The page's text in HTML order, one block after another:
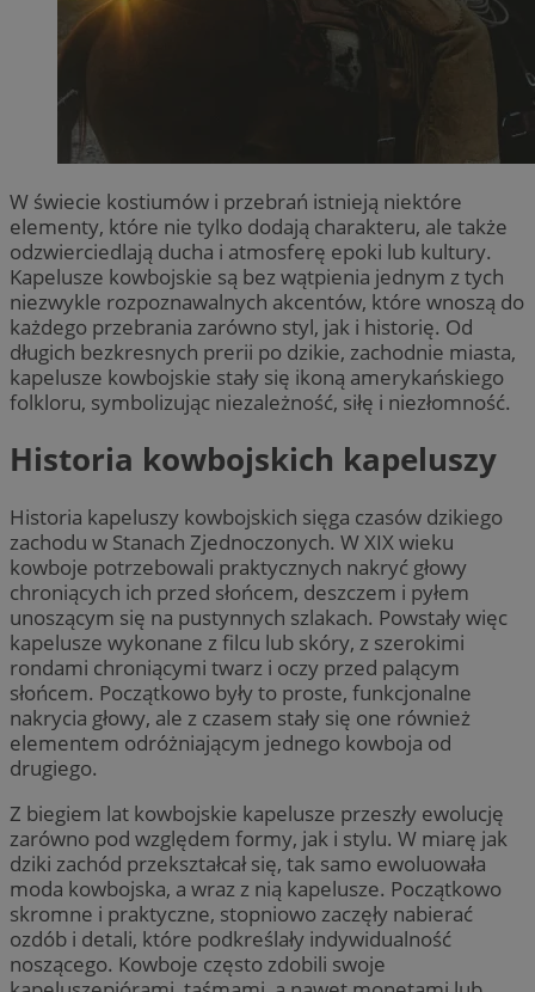
W świecie kostiumów i przebrań istnieją niektóre
elementy, które nie tylko dodają charakteru, ale także
odzwierciedlają ducha i atmosferę epoki lub kultury.
Kapelusze kowbojskie są bez wątpienia jednym z tych
niezwykle rozpoznawalnych akcentów, które wnoszą do
każdego przebrania zarówno styl, jak i historię. Od
długich bezkresnych prerii po dzikie, zachodnie miasta,
kapelusze kowbojskie stały się ikoną amerykańskiego
folkloru, symbolizując niezależność, siłę i niezłomność.
Historia kowbojskich kapeluszy
Historia kapeluszy kowbojskich sięga czasów dzikiego
zachodu w Stanach Zjednoczonych. W XIX wieku
kowboje potrzebowali praktycznych nakryć głowy
chroniących ich przed słońcem, deszczem i pyłem
unoszącym się na pustynnych szlakach. Powstały więc
kapelusze wykonane z filcu lub skóry, z szerokimi
rondami chroniącymi twarz i oczy przed palącym
słońcem. Początkowo były to proste, funkcjonalne
nakrycia głowy, ale z czasem stały się one również
elementem odróżniającym jednego kowboja od
drugiego.
Z biegiem lat kowbojskie kapelusze przeszły ewolucję
zarówno pod względem formy, jak i stylu. W miarę jak
dziki zachód przekształcał się, tak samo ewoluowała
moda kowbojska, a wraz z nią kapelusze. Początkowo
skromne i praktyczne, stopniowo zaczęły nabierać
ozdób i detali, które podkreślały indywidualność
noszącego. Kowboje często zdobili swoje